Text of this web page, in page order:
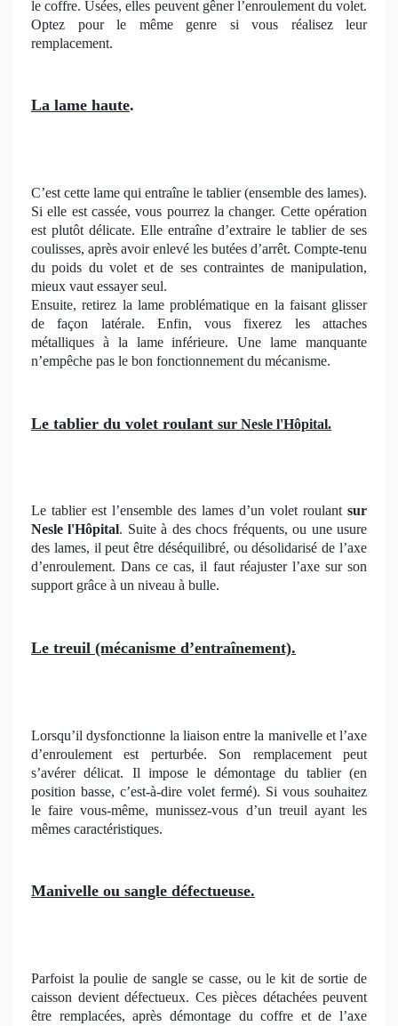
le coffre. Usées, elles peuvent gêner l’enroulement du volet.
Optez pour le même genre si vous réalisez leur
remplacement.
La lame haute.
C’est cette lame qui entraîne le tablier (ensemble des lames).
Si elle est cassée, vous pourrez la changer. Cette opération
est plutôt délicate. Elle entraîne d’extraire le tablier de ses
coulisses, après avoir enlevé les butées d’arrêt. Compte-tenu
du poids du volet et de ses contraintes de manipulation,
mieux vaut essayer seul.
Ensuite, retirez la lame problématique en la faisant glisser
de façon latérale. Enfin, vous fixerez les attaches
métalliques à la lame inférieure. Une lame manquante
n’empêche pas le bon fonctionnement du mécanisme.
Le tablier du volet roulant sur Nesle l'Hôpital.
Le tablier est l’ensemble des lames d’un volet roulant sur
Nesle l'Hôpital. Suite à des chocs fréquents, ou une usure
des lames, il peut être déséquilibré, ou désolidarisé de l’axe
d’enroulement. Dans ce cas, il faut réajuster l’axe sur son
support grâce à un niveau à bulle.
Le treuil (mécanisme d’entraînement).
Lorsqu’il dysfonctionne la liaison entre la manivelle et l’axe
d’enroulement est perturbée. Son remplacement peut
s’avérer délicat. Il impose le démontage du tablier (en
position basse, c’est-à-dire volet fermé). Si vous souhaitez
le faire vous-même, munissez-vous d’un treuil ayant les
mêmes caractéristiques.
Manivelle ou sangle défectueuse.
Parfoist la poulie de sangle se casse, ou le kit de sortie de
caisson devient défectueux. Ces pièces détachées peuvent
être remplacées, après démontage du coffre et de l’axe